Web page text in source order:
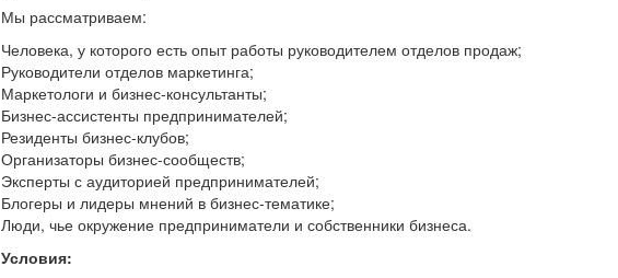
Мы рассматриваем:
Человека, у которого есть опыт работы руководителем отделов продаж;
Руководители отделов маркетинга;
Маркетологи и бизнес-консультанты;
Бизнес-ассистенты предпринимателей;
Резиденты бизнес-клубов;
Организаторы бизнес-сообществ;
Эксперты с аудиторией предпринимателей;
Блогеры и лидеры мнений в бизнес-тематике;
Люди, чье окружение предприниматели и собственники бизнеса.
Условия: